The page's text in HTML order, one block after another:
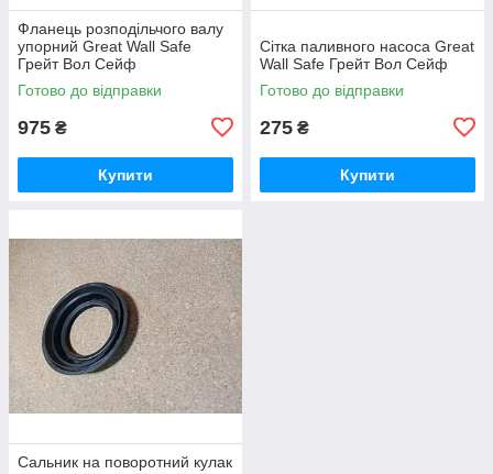
Фланець розподільчого валу
упорний Great Wall Safe
Грейт Вол Сейф
Готово до відправки
975 ₴
Купити
Сітка паливного насоса Great
Wall Safe Грейт Вол Сейф
Готово до відправки
275 ₴
Купити
Сальник на поворотний кулак